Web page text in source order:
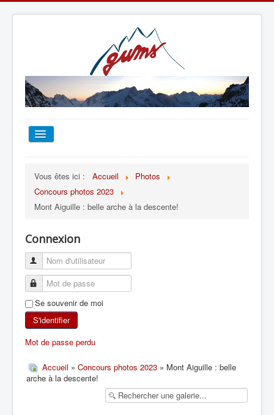
TOUT SUR LE GUMS
ALPINISME
SKI DE RANDONNÉE
RANDONNÉE PÉDESTRE
RANDONNÉE SPORTIVE
Vous êtes ici : Accueil
Photos
Concours photos 2023
Mont Aiguille : belle arche à la descente!
Connexion
Se souvenir de moi
S'identifier
Mot de passe perdu
Accueil » Concours photos 2023 » Mont Aiguille : belle
arche à la descente!